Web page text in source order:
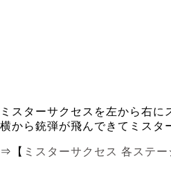
ミスターサクセスを左から右に
横から銃弾が飛んできてミスタ
⇒【 ミスターサクセス 各ステー